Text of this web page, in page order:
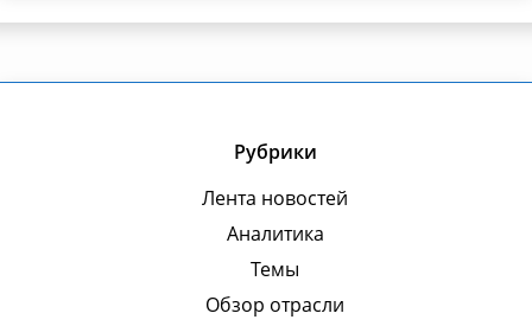
Рубрики
Лента новостей
Аналитика
Темы
Обзор отрасли